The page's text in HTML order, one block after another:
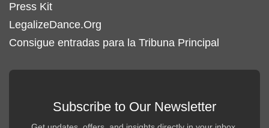
Press Kit
LegalizeDance.Org
Consigue entradas para la Tribuna Principal
Subscribe to Our Newsletter